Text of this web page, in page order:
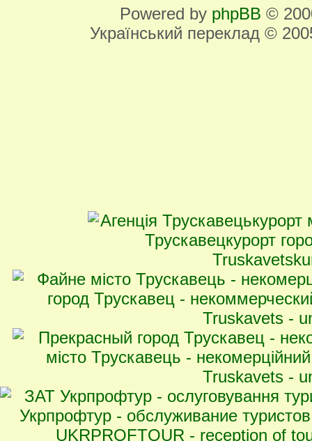
Powered by phpBB ©
Український переклад ©